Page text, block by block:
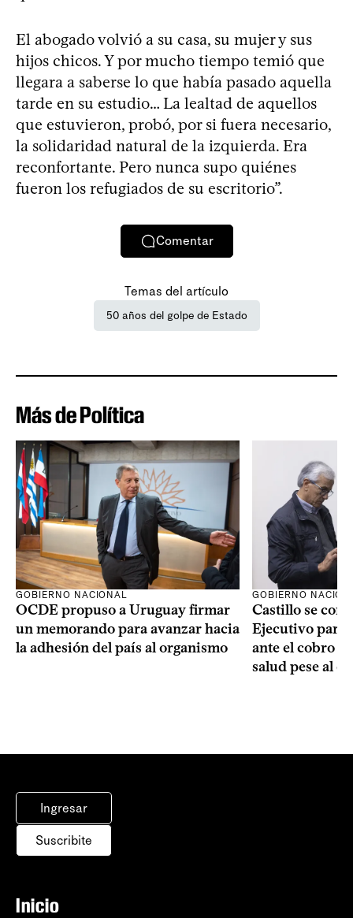
El abogado volvió a su casa, su mujer y sus
hijos chicos. Y por mucho tiempo temió que
llegara a saberse lo que había pasado aquella
tarde en su estudio… La lealtad de aquellos
que estuvieron, probó, por si fuera necesario,
la solidaridad natural de la izquierda. Era
reconfortante. Pero nunca supo quiénes
fueron los refugiados de su escritorio”.
Comentar
Temas del artículo
50 años del golpe de Estado
Más de Política
GOBIERNO NACIONAL
OCDE propuso a Uruguay firmar
un memorando para avanzar hacia
la adhesión del país al organismo
GOBIERNO
Castillo se
Ejecutivo para
ante el cobro
salud pese al
Ingresar
Suscribite
Inicio